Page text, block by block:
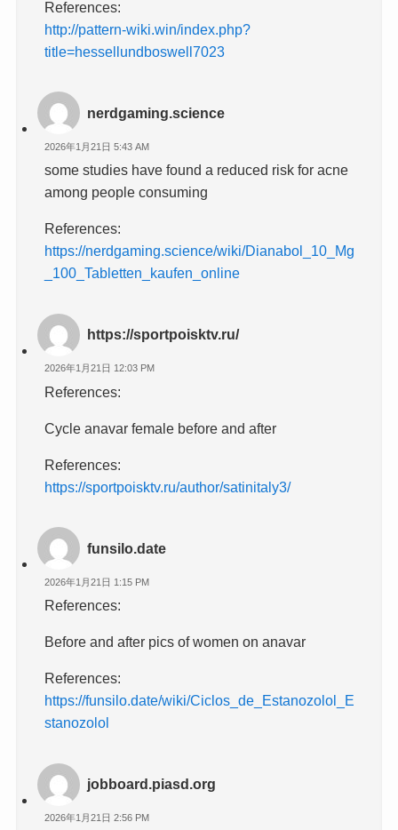
References:
http://pattern-wiki.win/index.php?
title=hessellundboswell7023
nerdgaming.science
2026年1月21日 5:43 AM
some studies have found a reduced risk for acne
among people consuming
References:
https://nerdgaming.science/wiki/Dianabol_10_Mg
_100_Tabletten_kaufen_online
https://sportpoisktv.ru/
2026年1月21日 12:03 PM
References:
Cycle anavar female before and after
References:
https://sportpoisktv.ru/author/satinitaly3/
funsilo.date
2026年1月21日 1:15 PM
References:
Before and after pics of women on anavar
References:
https://funsilo.date/wiki/Ciclos_de_Estanozolol_E
stanozolol
jobboard.piasd.org
2026年1月21日 2:56 PM